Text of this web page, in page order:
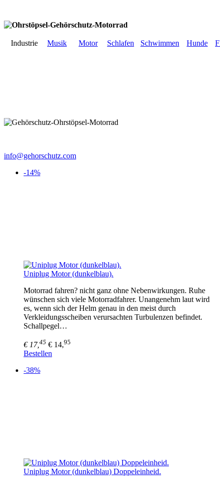
Industrie Musik Motor Schlafen Schwimmen Hunde
info@gehorschutz.com
-14%
Uniplug Motor (dunkelblau).
Motorrad fahren? nicht ganz ohne Nebenwirkungen. Ruhe
wünschen sich viele Motorradfahrer. Unangenehm laut wird
es, wenn sich der Helm genau in den meist durch
Verkleidungsscheiben verursachten Turbulenzen befindet.
Schallpegel…
€ 17, 45 € 14,95
Bestellen
-38%
Uniplug Motor (dunkelblau) Doppeleinheid.